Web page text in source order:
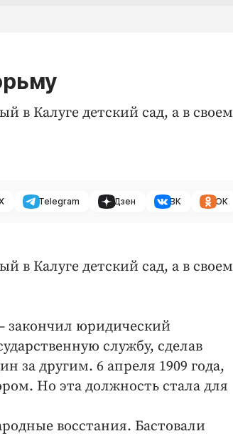
в Калуге детский сад, а в своем
Telegram Дзен ВК ОК
в Калуге детский сад, а в своем
закончил юридический
службу, сделав
за другим. 6 апреля 1909 года,
Но эта должность стала для
восстания. Бастовали